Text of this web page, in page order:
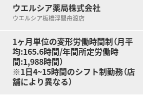
ウエルシア薬局株式会社
ウエルシア板橋浮間舟渡店
1ヶ月単位の変形労働時間制（月平
均:165.6時間/年間所定労働時
間:1,988時間）
※1日4~15時間のシフト制勤務（店
舗により異なる）